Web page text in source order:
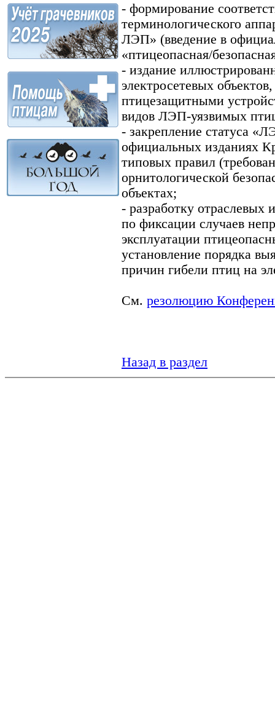
- формирование
терминологического
ЛЭП» (введение в
«птицеопасная/
- издание
электросетевых
птицезащитными
видов ЛЭП-уязвимых
- закрепление статуса
официальных изданиях
типовых правил
орнитологической
объектах;
- разработку отраслевых
по фиксации случаев
эксплуатации
установление порядка
причин гибели птиц на
См. резолюцию
Назад в раздел